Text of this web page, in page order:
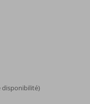
disponibilité)